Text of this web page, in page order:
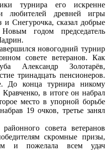
турнира его искренне
любителей древней игры
Снегурочка, сказал добрые
годом председатель
новогодний турнир
совете ветеранов. Как
Александр Золотарёв,
тринадцать пенсионеров.
До конца турнира никому
в итоге он набрал
место в упорной борьбе
19 очков, третье занял
совета ветеранов
скромные призы,
и пожелала всем удач